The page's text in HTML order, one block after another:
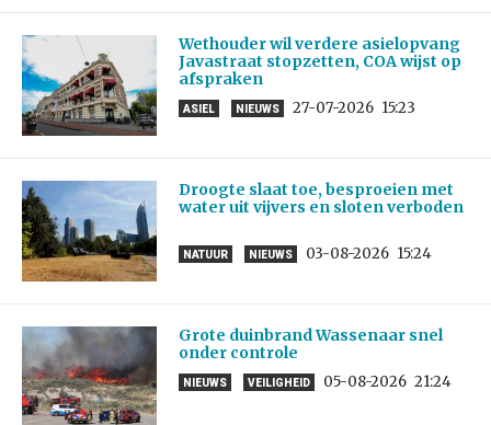
Wethouder wil verdere asielopvang
Javastraat stopzetten, COA wijst op
afspraken
ASIEL NIEUWS 27-07-2026 15:23
Droogte slaat toe, besproeien met
water uit vijvers en sloten verboden
NATUUR NIEUWS 03-08-2026 15:24
Grote duinbrand Wassenaar snel
onder controle
NIEUWS VEILIGHEID 05-08-2026 21:24